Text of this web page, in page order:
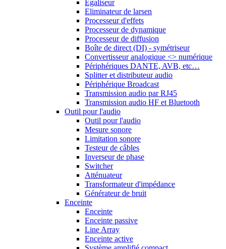
Egaliseur
Eliminateur de larsen
Processeur d'effets
Processeur de dynamique
Processeur de diffusion
Boîte de direct (DI) - symétriseur
Convertisseur analogique <> numérique
Périphériques DANTE, AVB, etc…
Splitter et distributeur audio
Périphérique Broadcast
Transmission audio par RJ45
Transmission audio HF et Bluetooth
Outil pour l'audio
Outil pour l'audio
Mesure sonore
Limitation sonore
Testeur de câbles
Inverseur de phase
Switcher
Atténuateur
Transformateur d'impédance
Générateur de bruit
Enceinte
Enceinte
Enceinte passive
Line Array
Enceinte active